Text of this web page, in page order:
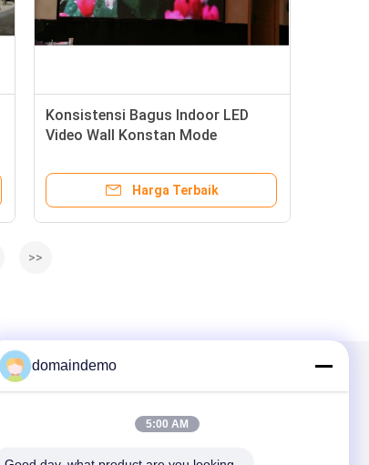
Konsistensi Bagus Indoor LED
Video Wall Konstan Mode
Harga Terbaik
>>
domaindemo
5:00 AM